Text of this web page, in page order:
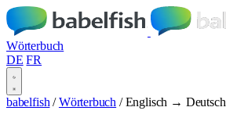
Wörterbuch
DE FR
babelfish / Wörterbuch / Englisch → Deutsch